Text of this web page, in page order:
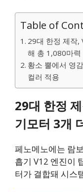
Table of
29대 한정 제작,
해 총 1,080마력
황소 뿔에서 영
컬러 적용
29대 한정
기모터 3개
페노메노에는 람
흡기 V12 엔진이
터가 결합돼 시스